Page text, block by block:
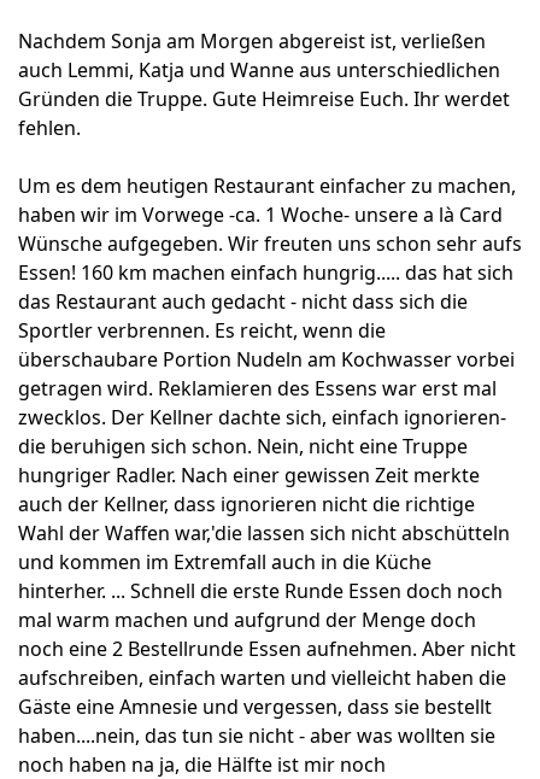
Nachdem Sonja am Morgen abgereist ist, verließen
auch Lemmi, Katja und Wanne aus unterschiedlichen
Gründen die Truppe. Gute Heimreise Euch. Ihr werdet
fehlen.
Um es dem heutigen Restaurant einfacher zu machen,
haben wir im Vorwege -ca. 1 Woche- unsere a là Card
Wünsche aufgegeben. Wir freuten uns schon sehr aufs
Essen! 160 km machen einfach hungrig..... das hat sich
das Restaurant auch gedacht - nicht dass sich die
Sportler verbrennen. Es reicht, wenn die
überschaubare Portion Nudeln am Kochwasser vorbei
getragen wird. Reklamieren des Essens war erst mal
zwecklos. Der Kellner dachte sich, einfach ignorieren-
die beruhigen sich schon. Nein, nicht eine Truppe
hungriger Radler. Nach einer gewissen Zeit merkte
auch der Kellner, dass ignorieren nicht die richtige
Wahl der Waffen war,'die lassen sich nicht abschütteln
und kommen im Extremfall auch in die Küche
hinterher. ... Schnell die erste Runde Essen doch noch
mal warm machen und aufgrund der Menge doch
noch eine 2 Bestellrunde Essen aufnehmen. Aber nicht
aufschreiben, einfach warten und vielleicht haben die
Gäste eine Amnesie und vergessen, dass sie bestellt
haben....nein, das tun sie nicht - aber was wollten sie
noch haben na ja, die Hälfte ist mir noch